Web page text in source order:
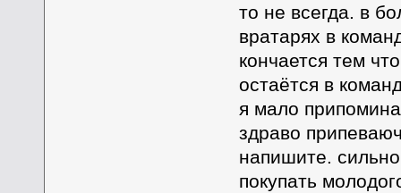
то не всегда. в
вратарях в
кончается тем
остаётся в
я мало
здраво
напишите.
покупать